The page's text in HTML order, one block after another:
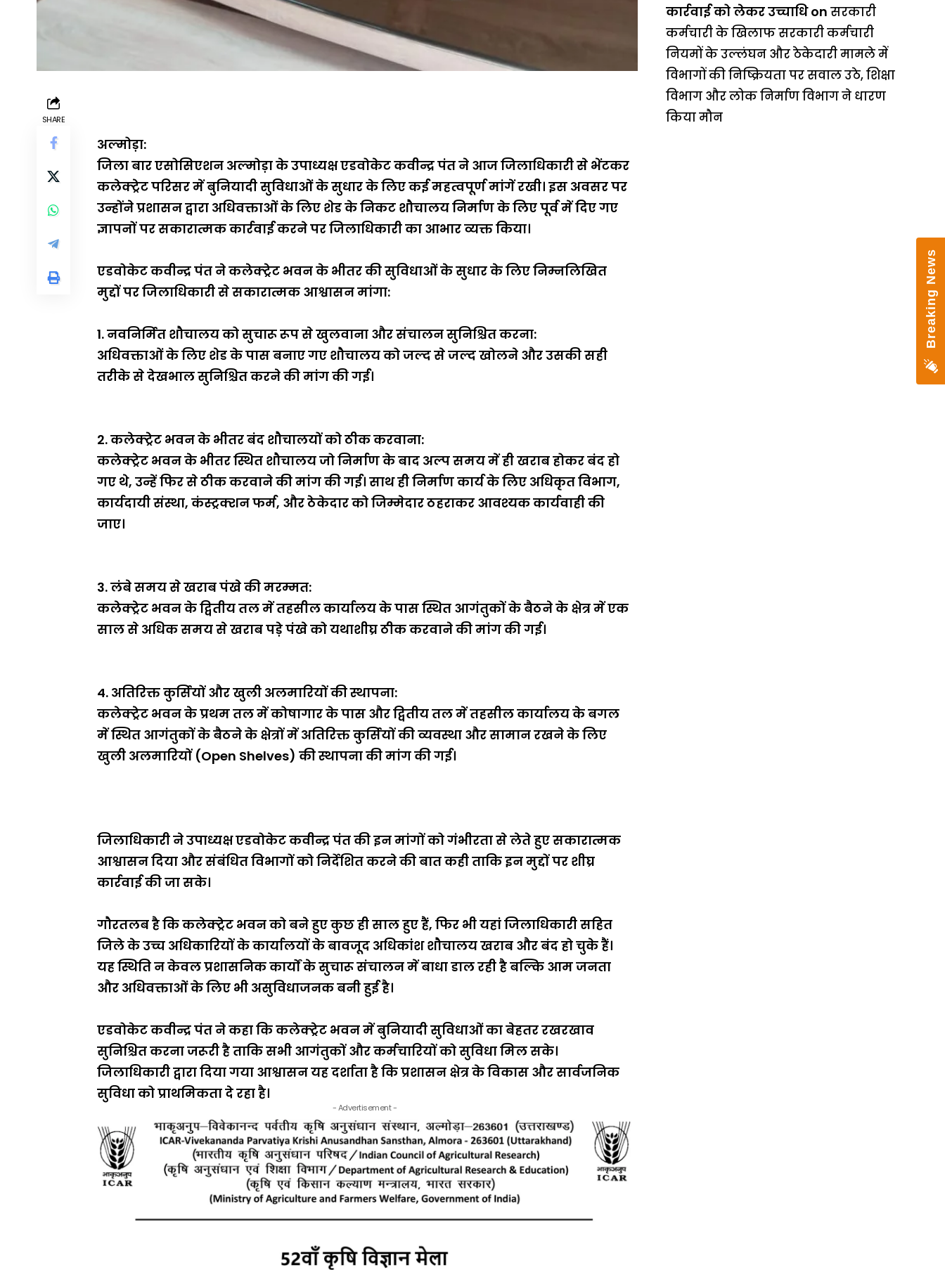
SHARE
अल्मोड़ा:
जिला बार एसोसिएशन अल्मोड़ा के उपाध्यक्ष एडवोकेट कवीन्द्र पंत ने आज जिलाधिकारी से भेंटकर
कलेक्ट्रेट परिसर में बुनियादी सुविधाओं के सुधार के लिए कई महत्वपूर्ण मांगें रखी। इस अवसर पर
उन्होंने प्रशासन द्वारा अधिवक्ताओं के लिए शेड के निकट शौचालय निर्माण के लिए पूर्व में दिए गए
ज्ञापनों पर सकारात्मक कार्रवाई करने पर जिलाधिकारी का आभार व्यक्त किया।
एडवोकेट कवीन्द्र पंत ने कलेक्ट्रेट भवन के भीतर की सुविधाओं के सुधार के लिए निम्नलिखित
मुद्दों पर जिलाधिकारी से सकारात्मक आश्वासन मांगा:
1. नवनिर्मित शौचालय को सुचारू रूप से खुलवाना और संचालन सुनिश्चित करना:
अधिवक्ताओं के लिए शेड के पास बनाए गए शौचालय को जल्द से जल्द खोलने और उसकी सही
तरीके से देखभाल सुनिश्चित करने की मांग की गई।
2. कलेक्ट्रेट भवन के भीतर बंद शौचालयों को ठीक करवाना:
कलेक्ट्रेट भवन के भीतर स्थित शौचालय जो निर्माण के बाद अल्प समय में ही खराब होकर बंद हो
गए थे, उन्हें फिर से ठीक करवाने की मांग की गई। साथ ही निर्माण कार्य के लिए अधिकृत विभाग,
कार्यदायी संस्था, कंस्ट्रक्शन फर्म, और ठेकेदार को जिम्मेदार ठहराकर आवश्यक कार्यवाही की
जाए।
3. लंबे समय से खराब पंखे की मरम्मत:
कलेक्ट्रेट भवन के द्वितीय तल में तहसील कार्यालय के पास स्थित आगंतुकों के बैठने के क्षेत्र में एक
साल से अधिक समय से खराब पड़े पंखे को यथाशीघ्र ठीक करवाने की मांग की गई।
4. अतिरिक्त कुर्सियों और खुली अलमारियों की स्थापना:
कलेक्ट्रेट भवन के प्रथम तल में कोषागार के पास और द्वितीय तल में तहसील कार्यालय के बगल
में स्थित आगंतुकों के बैठने के क्षेत्रों में अतिरिक्त कुर्सियों की व्यवस्था और सामान रखने के लिए
खुली अलमारियों (Open Shelves) की स्थापना की मांग की गई।
जिलाधिकारी ने उपाध्यक्ष एडवोकेट कवीन्द्र पंत की इन मांगों को गंभीरता से लेते हुए सकारात्मक
आश्वासन दिया और संबंधित विभागों को निर्देशित करने की बात कही ताकि इन मुद्दों पर शीघ्र
कार्रवाई की जा सके।
गौरतलब है कि कलेक्ट्रेट भवन को बने हुए कुछ ही साल हुए हैं, फिर भी यहां जिलाधिकारी सहित
जिले के उच्च अधिकारियों के कार्यालयों के बावजूद अधिकांश शौचालय खराब और बंद हो चुके हैं।
यह स्थिति न केवल प्रशासनिक कार्यों के सुचारू संचालन में बाधा डाल रही है बल्कि आम जनता
और अधिवक्ताओं के लिए भी असुविधाजनक बनी हुई है।
एडवोकेट कवीन्द्र पंत ने कहा कि कलेक्ट्रेट भवन में बुनियादी सुविधाओं का बेहतर रखरखाव
सुनिश्चित करना जरूरी है ताकि सभी आगंतुकों और कर्मचारियों को सुविधा मिल सके।
जिलाधिकारी द्वारा दिया गया आश्वासन यह दर्शाता है कि प्रशासन क्षेत्र के विकास और सार्वजनिक
सुविधा को प्राथमिकता दे रहा है।
- Advertisement -
कार्रवाई को लेकर उच्चाधिon सरकारी
कर्मचारी के खिलाफ सरकारी कर्मचारी
नियमों के उल्लंघन और ठेकेदारी मामले में
विभागों की निष्क्रियता पर सवाल उठे, शिक्षा
विभाग और लोक निर्माण विभाग ने धारण
किया मौन